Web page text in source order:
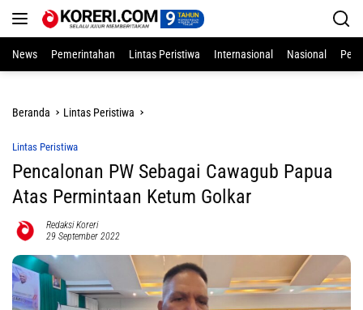
News
Pemerintahan Lintas Peristiwa Internasional Nasional
Beranda Lintas Peristiwa
Lintas Peristiwa
Pencalonan PW Sebagai Cawagub Papua
Atas Permintaan Ketum Golkar
Redaksi Koreri
29 September 2022